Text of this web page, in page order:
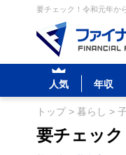
要チェック！令和元年か
人気 年収
トップ> 暮らし >
要チェッ